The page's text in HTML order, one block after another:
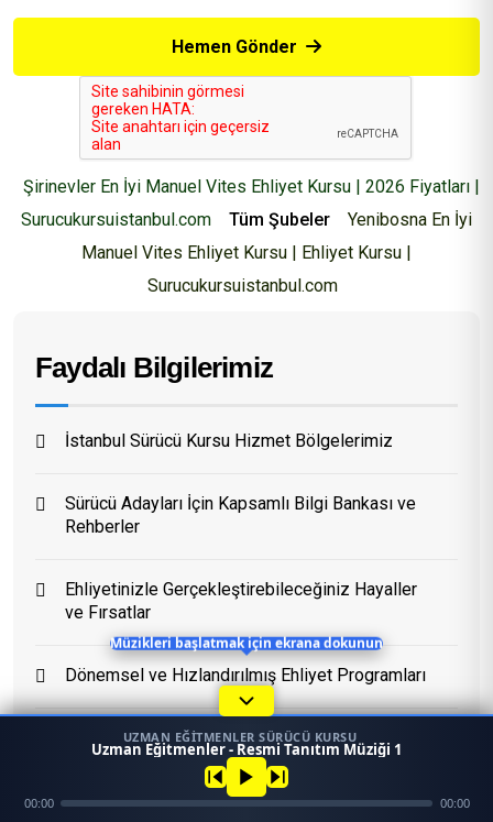
Hemen Gönder
Şirinevler En İyi Manuel Vites Ehliyet Kursu | 2026 Fiyatları |
Surucukursuistanbul.com
Tüm Şubeler
Yenibosna En İyi
Manuel Vites Ehliyet Kursu | Ehliyet Kursu |
Surucukursuistanbul.com
Faydalı Bilgilerimiz
İstanbul Sürücü Kursu Hizmet Bölgelerimiz
Sürücü Adayları İçin Kapsamlı Bilgi Bankası ve
Rehberler
Ehliyetinizle Gerçekleştirebileceğiniz Hayaller
ve Fırsatlar
Dönemsel ve Hızlandırılmış Ehliyet Programları
Sürüş Becerinizi Geliştirmek İçin En Doğru
Yöntemler
Ara
1
Konum Mezun
Müzikleri başlatmak için ekrana dokunun
UZMAN EĞITMENLER SÜRÜCÜ KURSU
Uzman Eğitmenler - Resmi Tanıtım Müziği 1
00:00 00:00